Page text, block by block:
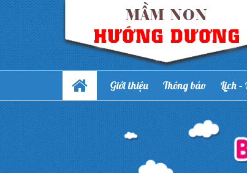
Giới thiệu Thông báo Lịch –